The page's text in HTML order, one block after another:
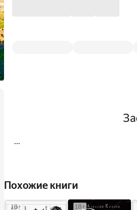
...
Похожие книги